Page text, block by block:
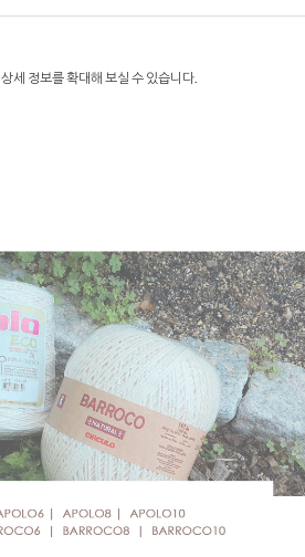
상세 정보를 확대해 보실 수 있습니다.